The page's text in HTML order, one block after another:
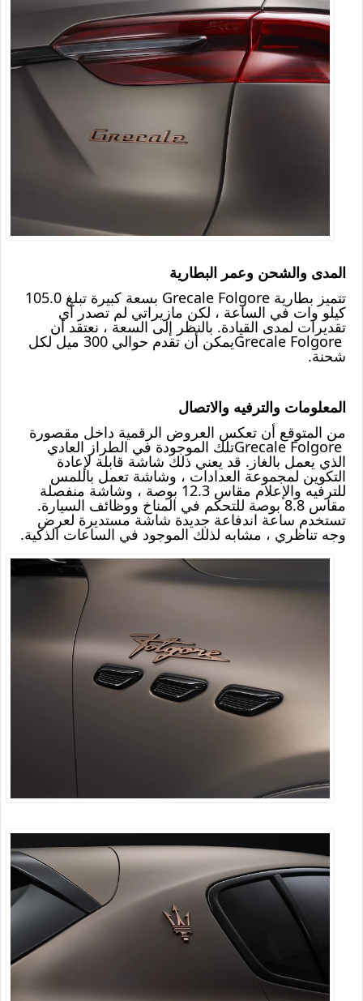
المدى والشحن وعمر البطارية
تتميز بطارية Grecale Folgore بسعة كبيرة تبلغ 105.0
كيلو وات في الساعة ، لكن مازيراتي لم تصدر أي
تقديرات لمدى القيادة. بالنظر إلى السعة ، نعتقد أن
Grecale Folgore يمكن أن تقدم حوالي 300 ميل لكل
شحنة.
المعلومات والترفيه والاتصال
من المتوقع أن تعكس العروض الرقمية داخل مقصورة
Grecale Folgoreتلك الموجودة في الطراز العادي
الذي يعمل بالغاز. قد يعني ذلك شاشة قابلة لإعادة
التكوين لمجموعة العدادات ، وشاشة تعمل باللمس
للترفيه والإعلام مقاس 12.3 بوصة ، وشاشة منفصلة
مقاس 8.8 بوصة للتحكم في المناخ ووظائف السيارة.
تستخدم ساعة اندفاعة جديدة شاشة مستديرة لعرض
وجه تناظري ، مشابه لذلك الموجود في الساعات الذكية.